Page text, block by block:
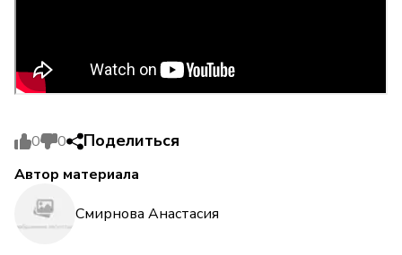
0 0 Поделиться
Автор материала
Смирнова Анастасия